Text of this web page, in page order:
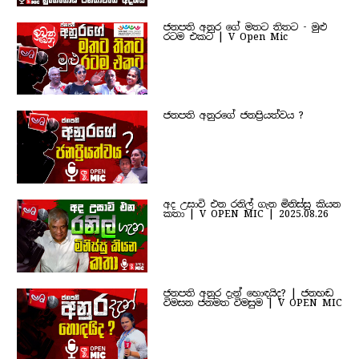
ජනපති අනුර ගේ මතට තිතට - මුළු
රටම එකට | V Open Mic
ජනපති අනුරගේ ජනප්‍රියත්වය ?
අද උසාවි එන රනිල් ගැන මිනිස්සු කියන
කතා | V OPEN MIC | 2025.08.26
ජනපති අනුර දැන් හොඳයිද? | ජනහඬ
විමසන ජනමත විමසුම | V OPEN MIC